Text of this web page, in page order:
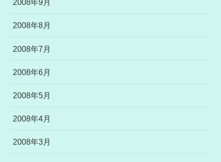
2008年9月
2008年8月
2008年7月
2008年6月
2008年5月
2008年4月
2008年3月